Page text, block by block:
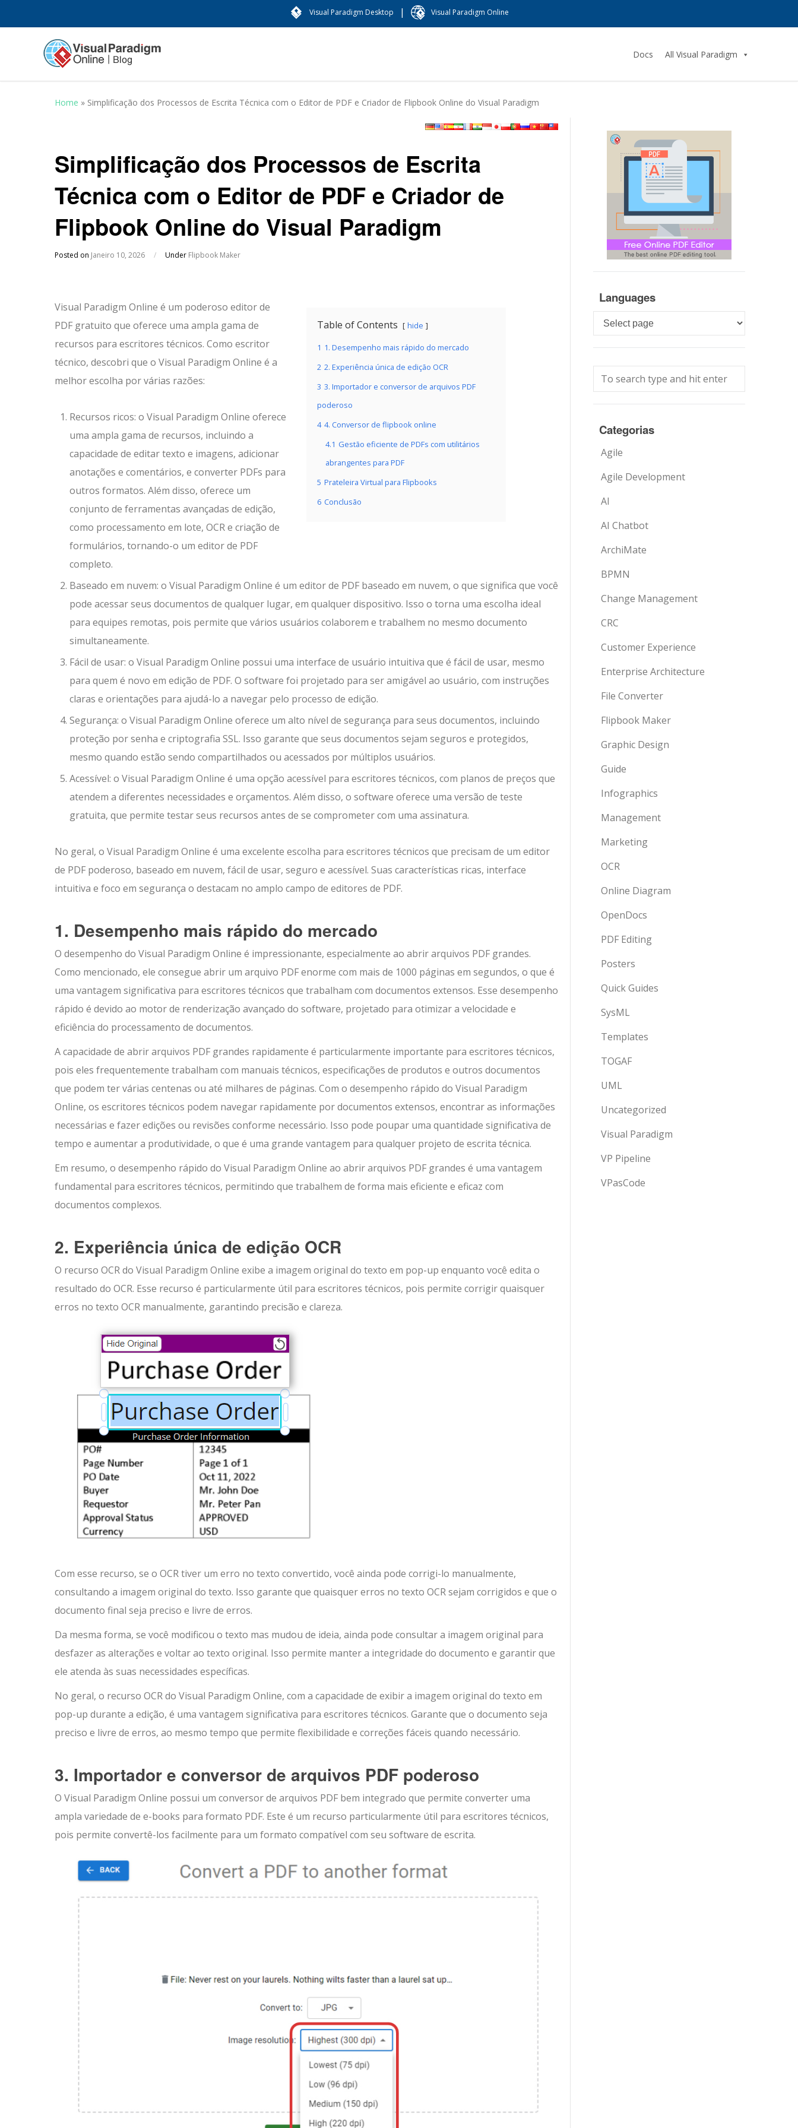
Visual Paradigm Desktop | Visual Paradigm Online
Docs All Visual Paradigm
Home » Simplificação dos Processos de Escrita Técnica com o Editor de PDF e Criador de Flipbook Online do Visual Paradigm
Simplificação dos Processos de Escrita
Técnica com o Editor de PDF e Criador de
Flipbook Online do Visual Paradigm
Posted on Janeiro 10, 2026 / Under Flipbook Maker
Table of Contents hide
1 1. Desempenho mais rápido do mercado
2 2. Experiência única de edição OCR
3 3. Importador e conversor de arquivos PDF
poderoso
4 4. Conversor de flipbook online
4.1 Gestão eficiente de PDFs com utilitários
abrangentes para PDF
5 Prateleira Virtual para Flipbooks
6 Conclusão
Visual Paradigm Online é um poderoso editor de
PDF gratuito que oferece uma ampla gama de
recursos para escritores técnicos. Como escritor
técnico, descobri que o Visual Paradigm Online é a
melhor escolha por várias razões:
Recursos ricos: o Visual Paradigm Online oferece
uma ampla gama de recursos, incluindo a
capacidade de editar texto e imagens, adicionar
anotações e comentários, e converter PDFs para
outros formatos. Além disso, oferece um
conjunto de ferramentas avançadas de edição,
como processamento em lote, OCR e criação de
formulários, tornando-o um editor de PDF
completo.
Baseado em nuvem: o Visual Paradigm Online é um editor de PDF baseado em nuvem, o que significa que você
pode acessar seus documentos de qualquer lugar, em qualquer dispositivo. Isso o torna uma escolha ideal
para equipes remotas, pois permite que vários usuários colaborem e trabalhem no mesmo documento
simultaneamente.
Fácil de usar: o Visual Paradigm Online possui uma interface de usuário intuitiva que é fácil de usar, mesmo
para quem é novo em edição de PDF. O software foi projetado para ser amigável ao usuário, com instruções
claras e orientações para ajudá-lo a navegar pelo processo de edição.
Segurança: o Visual Paradigm Online oferece um alto nível de segurança para seus documentos, incluindo
proteção por senha e criptografia SSL. Isso garante que seus documentos sejam seguros e protegidos,
mesmo quando estão sendo compartilhados ou acessados por múltiplos usuários.
Acessível: o Visual Paradigm Online é uma opção acessível para escritores técnicos, com planos de preços que
atendem a diferentes necessidades e orçamentos. Além disso, o software oferece uma versão de teste
gratuita, que permite testar seus recursos antes de se comprometer com uma assinatura.
No geral, o Visual Paradigm Online é uma excelente escolha para escritores técnicos que precisam de um editor
de PDF poderoso, baseado em nuvem, fácil de usar, seguro e acessível. Suas características ricas, interface
intuitiva e foco em segurança o destacam no amplo campo de editores de PDF.
1. Desempenho mais rápido do mercado
O desempenho do Visual Paradigm Online é impressionante, especialmente ao abrir arquivos PDF grandes.
Como mencionado, ele consegue abrir um arquivo PDF enorme com mais de 1000 páginas em segundos, o que é
uma vantagem significativa para escritores técnicos que trabalham com documentos extensos. Esse desempenho
rápido é devido ao motor de renderização avançado do software, projetado para otimizar a velocidade e
eficiência do processamento de documentos.
A capacidade de abrir arquivos PDF grandes rapidamente é particularmente importante para escritores técnicos,
pois eles frequentemente trabalham com manuais técnicos, especificações de produtos e outros documentos
que podem ter várias centenas ou até milhares de páginas. Com o desempenho rápido do Visual Paradigm
Online, os escritores técnicos podem navegar rapidamente por documentos extensos, encontrar as informações
necessárias e fazer edições ou revisões conforme necessário. Isso pode poupar uma quantidade significativa de
tempo e aumentar a produtividade, o que é uma grande vantagem para qualquer projeto de escrita técnica.
Em resumo, o desempenho rápido do Visual Paradigm Online ao abrir arquivos PDF grandes é uma vantagem
fundamental para escritores técnicos, permitindo que trabalhem de forma mais eficiente e eficaz com
documentos complexos.
2. Experiência única de edição OCR
O recurso OCR do Visual Paradigm Online exibe a imagem original do texto em pop-up enquanto você edita o
resultado do OCR. Esse recurso é particularmente útil para escritores técnicos, pois permite corrigir quaisquer
erros no texto OCR manualmente, garantindo precisão e clareza.
Com esse recurso, se o OCR tiver um erro no texto convertido, você ainda pode corrigi-lo manualmente,
consultando a imagem original do texto. Isso garante que quaisquer erros no texto OCR sejam corrigidos e que o
documento final seja preciso e livre de erros.
Da mesma forma, se você modificou o texto mas mudou de ideia, ainda pode consultar a imagem original para
desfazer as alterações e voltar ao texto original. Isso permite manter a integridade do documento e garantir que
ele atenda às suas necessidades específicas.
No geral, o recurso OCR do Visual Paradigm Online, com a capacidade de exibir a imagem original do texto em
pop-up durante a edição, é uma vantagem significativa para escritores técnicos. Garante que o documento seja
preciso e livre de erros, ao mesmo tempo que permite flexibilidade e correções fáceis quando necessário.
3. Importador e conversor de arquivos PDF poderoso
O Visual Paradigm Online possui um conversor de arquivos PDF bem integrado que permite converter uma
ampla variedade de e-books para formato PDF. Este é um recurso particularmente útil para escritores técnicos,
pois permite convertê-los facilmente para um formato compatível com seu software de escrita.
Languages
Languages
Categorias
Agile
Agile Development
AI
AI Chatbot
ArchiMate
BPMN
Change Management
CRC
Customer Experience
Enterprise Architecture
File Converter
Flipbook Maker
Graphic Design
Guide
Infographics
Management
Marketing
OCR
Online Diagram
OpenDocs
PDF Editing
Posters
Quick Guides
SysML
Templates
TOGAF
UML
Uncategorized
Visual Paradigm
VP Pipeline
VPasCode